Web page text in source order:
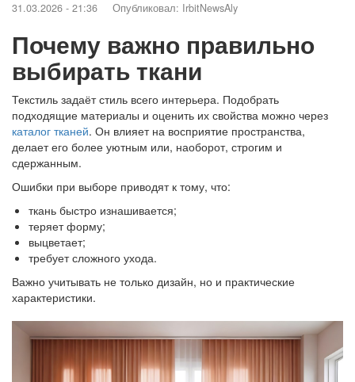
31.03.2026 - 21:36 Опубликовал: IrbitNewsAly
Почему важно правильно
выбирать ткани
Текстиль задаёт стиль всего интерьера. Подобрать
подходящие материалы и оценить их свойства можно через
каталог тканей. Он влияет на восприятие пространства,
делает его более уютным или, наоборот, строгим и
сдержанным.
Ошибки при выборе приводят к тому, что:
ткань быстро изнашивается;
теряет форму;
выцветает;
требует сложного ухода.
Важно учитывать не только дизайн, но и практические
характеристики.